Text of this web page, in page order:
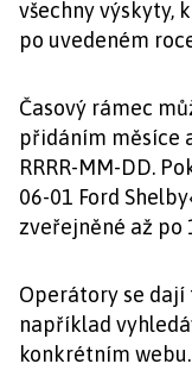
všechny výskyty,
po uvedeném
Časový rámec
přidáním měsíce
RRRR-MM-DD.
06-01 Ford
zveřejněné až po
Operátory se dají
například
konkrétním